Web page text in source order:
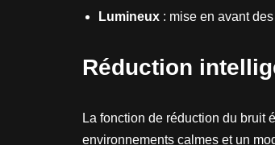
Lumineux : mise en avant
Réduction
La fonction de réduction du bruit
environnements calmes et un